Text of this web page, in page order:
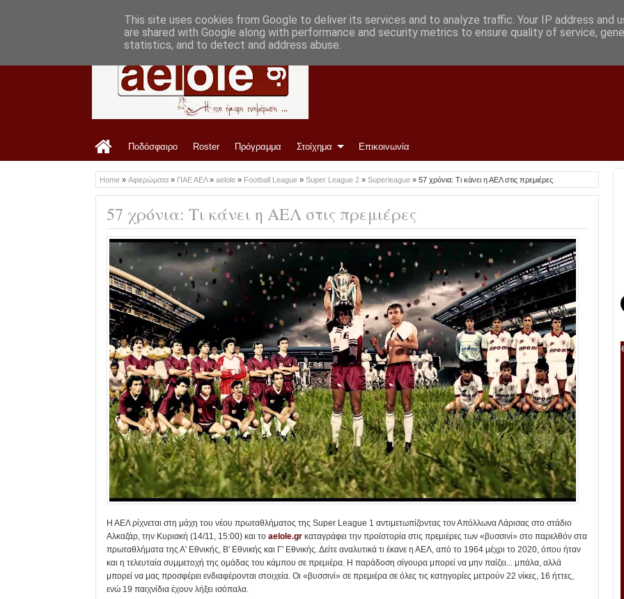
Ποδόσφαιρο Roster Πρόγραμμα Στοίχημα Επικοινωνία
Home » Αφιερώματα » ΠΑΕ ΑΕΛ» aelole » Football League » Super League 2 » Superleague » 57 χρόνια: Τι κάνει η ΑΕΛ στις πρεμιέρες
57 χρόνια: Τι κάνει η ΑΕΛ στις πρεμιέρες
Η ΑΕΛ ρίχνεται στη μάχη του νέου πρωταθλήματος της Super League 1 αντιμετωπίζοντας τον Απόλλωνα Λάρισας στο στάδιο
Αλκαζάρ, την Κυριακή (14/11, 15:00) και το aelole.gr καταγράφει την προϊστορία στις πρεμιέρες των «βυσσινί» στο παρελθόν στα
πρωταθλήματα της Α' Εθνικής, Β' Εθνικής και Γ' Εθνικής. Δείτε αναλυτικά τι έκανε η ΑΕΛ, από το 1964 μέχρι το 2020, όπου ήταν
και η τελευταία συμμετοχή της ομάδας του κάμπου σε πρεμιέρα. Η παράδοση σίγουρα μπορεί να μην παίζει... μπάλα, αλλά
μπορεί να μας προσφέρει ενδιαφέρονται στοιχεία. Οι «βυσσινί» σε πρεμιέρα σε όλες τις κατηγορίες μετρούν 22 νίκες, 16 ήττες,
ενώ 19 παιχνίδια έχουν λήξει ισόπαλα.
This site uses cookies from Google to deliver its services and to analyze traffic. Your IP address and
are shared with Google along with performance and security metrics to ensure quality of service,
statistics, and to detect and address abuse.